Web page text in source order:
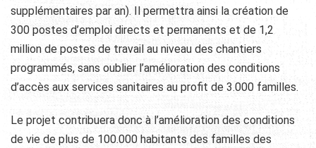
supplémentaires par an). Il permettra ainsi la création de
300 postes d’emploi directs et permanents et de 1,2
million de postes de travail au niveau des chantiers
programmés, sans oublier l’amélioration des conditions
d’accès aux services sanitaires au profit de 3.000 familles.
Le projet contribuera donc à l’amélioration des conditions
de vie de plus de 100.000 habitants des familles des